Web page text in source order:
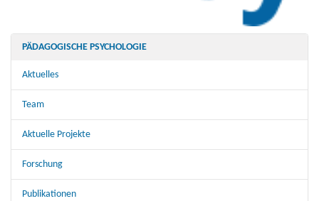
PÄDAGOGISCHE PSYCHOLOGIE
Aktuelles
Team
Aktuelle Projekte
Forschung
Publikationen